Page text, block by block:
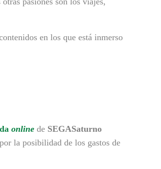
en los que está inmerso
online de SEGASaturno
la posibilidad de los gastos de